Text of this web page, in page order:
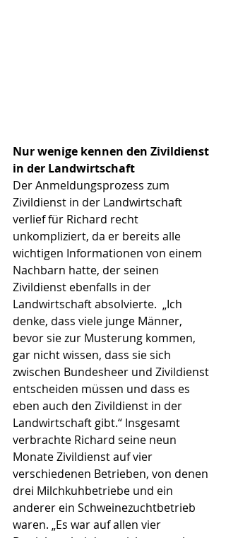
Nur wenige kennen den Zivildienst
in der Landwirtschaft
Der Anmeldungsprozess zum
Zivildienst in der Landwirtschaft
verlief für Richard recht
unkompliziert, da er bereits alle
wichtigen Informationen von einem
Nachbarn hatte, der seinen
Zivildienst ebenfalls in der
Landwirtschaft absolvierte.  „Ich
denke, dass viele junge Männer,
bevor sie zur Musterung kommen,
gar nicht wissen, dass sie sich
zwischen Bundesheer und Zivildienst
entscheiden müssen und dass es
eben auch den Zivildienst in der
Landwirtschaft gibt.“ Insgesamt
verbrachte Richard seine neun
Monate Zivildienst auf vier
verschiedenen Betrieben, von denen
drei Milchkuhbetriebe und ein
anderer ein Schweinezuchtbetrieb
waren. „Es war auf allen vier